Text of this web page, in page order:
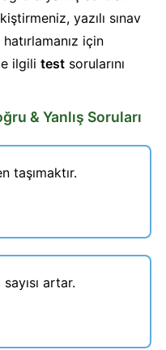
yazılı sınav
için
ilgili testsorularını
& Yanlış Soruları
taşımaktır.
artar.